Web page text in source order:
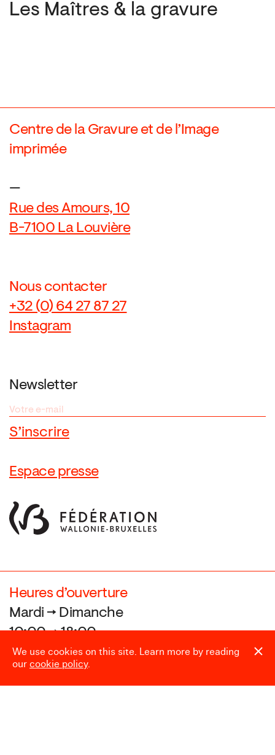
We use cookies on this site. Learn more by reading
our cookie policy.
Les Maîtres & la gravure
Centre de la Gravure et de l’Image
imprimée
—
Rue des Amours, 10
B-7100 La Louvière
Nous contacter
+32 (0) 64 27 87 27
Instagram
Newsletter
Espace presse
Heures d’ouverture
Mardi → Dimanche
10:00 → 18:00
Fermé le